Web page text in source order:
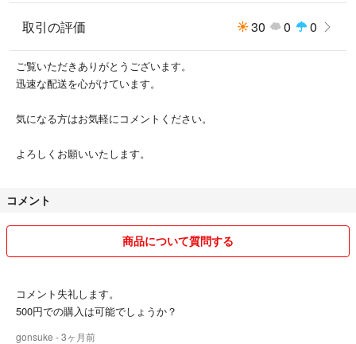
取引の評価 30 0 0
ご覧いただきありがとうございます。
迅速な配送を心がけています。
気になる方はお気軽にコメントください。
よろしくお願いいたします。
コメント
商品について質問する
コメント失礼します。
500円での購入は可能でしょうか？
gonsuke - 3ヶ月前